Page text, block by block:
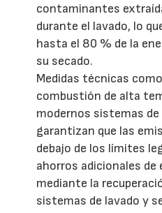
contaminantes
durante el lavado, lo
hasta el 80 % de la
su secado.
Medidas técnicas
combustión de alta
modernos sistemas de
garantizan que las
debajo de los límites
ahorros adicionales de
mediante la
sistemas de lavado y